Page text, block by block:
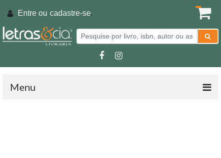
Entre ou cadastre-se.
Menu